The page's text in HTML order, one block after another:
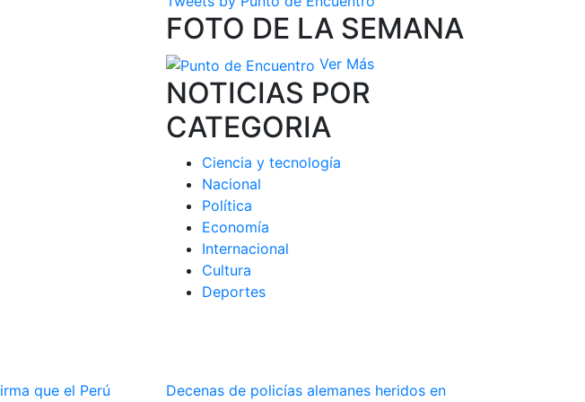
FOTO DE LA SEMANA
Ver Más
NOTICIAS POR
CATEGORIA
Ciencia y tecnología
Nacional
Política
Economía
Internacional
Cultura
Deportes
que el Perú Decenas de policías alemanes heridos en